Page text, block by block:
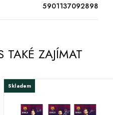
5901137092898
TAKÉ ZAJÍMAT
Skladem